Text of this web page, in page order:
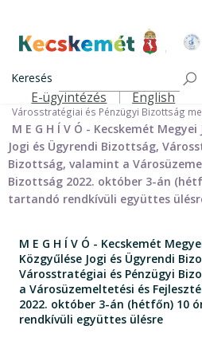
tartalomra
Kecskemét Város
Keresés
Felső navigáció
E-ügyintézés English
Önkormányzat
Bizottságok 2014-2024
Városstratégiai és Pénzügyi Bizottság
Városstratégiai és Pénzügyi Bizottság
M E G H Í V Ó - Kecskemét
Jogi és Ügyrendi Bizottság,
Bizottság, valamint a
Bizottság 2022. október 3-án
tartandó rendkívüli együttes
M E G H Í V Ó - Kecskemét
Közgyűlése Jogi és Ügyrendi
Városstratégiai és Pénzügyi
a Városüzemeltetési és
2022. október 3-án (hétfőn) 10
rendkívüli együttes ülésre